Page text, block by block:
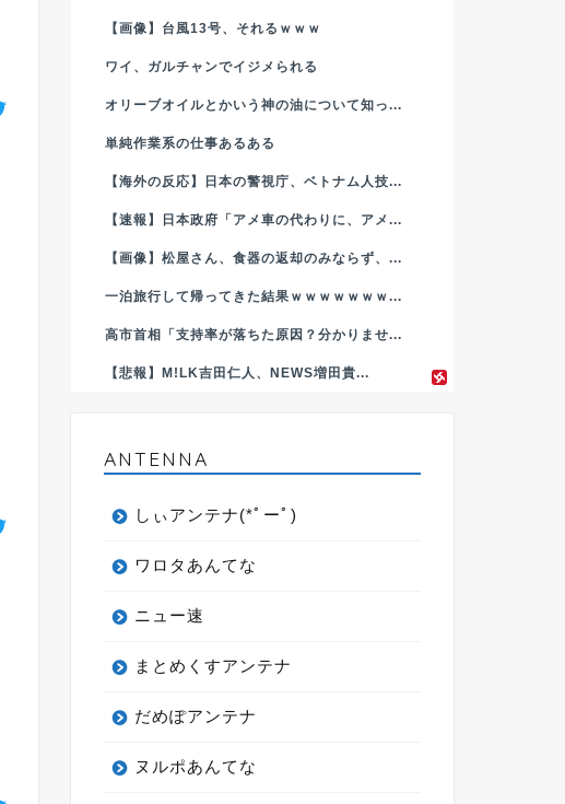
【画像】台風13号、それるｗｗｗ
ワイ、ガルチャンでイジメられる
オリーブオイルとかいう神の油について知っ...
単純作業系の仕事あるある
【海外の反応】日本の警視庁、ベトナム人技...
【速報】日本政府「アメ車の代わりに、アメ...
【画像】松屋さん、食器の返却のみならず、...
一泊旅行して帰ってきた結果ｗｗｗｗｗｗｗ...
高市首相「支持率が落ちた原因？分かりませ...
【悲報】M!LK吉田仁人、NEWS増田貴...
ANTENNA
しぃアンテナ(*ﾟーﾟ)
ワロタあんてな
ニュー速
まとめくすアンテナ
だめぽアンテナ
ヌルポあんてな